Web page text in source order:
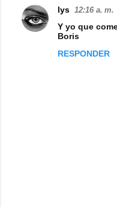
n
t
lys 12:16 a. m.
Y yo que
Boris
RESPONDER